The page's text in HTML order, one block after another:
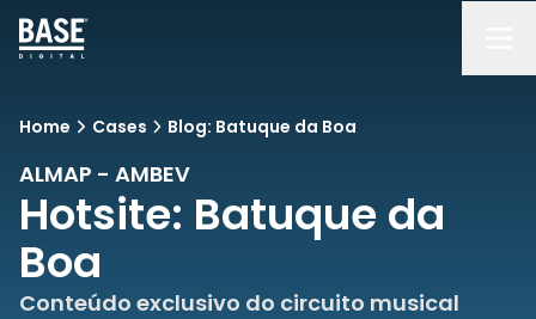
Home Cases Blog: Batuque da Boa
ALMAP - AMBEV
Hotsite: Batuque da
Boa
Conteúdo exclusivo do circuito musical